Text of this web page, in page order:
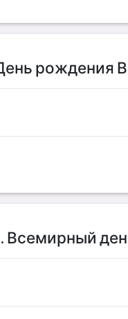
рождения
Всемирный